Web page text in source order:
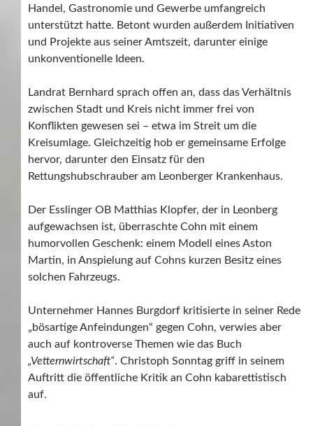
Handel, Gastronomie und Gewerbe umfangreich
unterstützt hatte. Betont wurden außerdem Initiativen
und Projekte aus seiner Amtszeit, darunter einige
unkonventionelle Ideen.
Landrat Bernhard sprach offen an, dass das Verhältnis
zwischen Stadt und Kreis nicht immer frei von
Konflikten gewesen sei – etwa im Streit um die
Kreisumlage. Gleichzeitig hob er gemeinsame Erfolge
hervor, darunter den Einsatz für den
Rettungshubschrauber am Leonberger Krankenhaus.
Der Esslinger OB Matthias Klopfer, der in Leonberg
aufgewachsen ist, überraschte Cohn mit einem
humorvollen Geschenk: einem Modell eines Aston
Martin, in Anspielung auf Cohns kurzen Besitz eines
solchen Fahrzeugs.
Unternehmer Hannes Burgdorf kritisierte in seiner Rede
„bösartige Anfeindungen“ gegen Cohn, verwies aber
auch auf kontroverse Themen wie das Buch
„Vetternwirtschaft“. Christoph Sonntag griff in seinem
Auftritt die öffentliche Kritik an Cohn kabarettistisch
auf.